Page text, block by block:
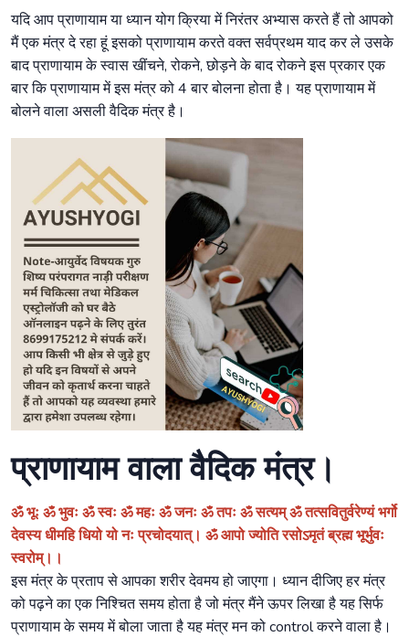
यदि आप प्राणायाम या ध्यान योग क्रिया में निरंतर अभ्यास करते हैं तो आपको
मैं एक मंत्र दे रहा हूं इसको प्राणायाम करते वक्त सर्वप्रथम याद कर ले उसके
बाद प्राणायाम के स्वास खींचने, रोकने, छोड़ने के बाद रोकने इस प्रकार एक
बार कि प्राणायाम में इस मंत्र को 4 बार बोलना होता है। यह प्राणायाम में
बोलने वाला असली वैदिक मंत्र है।
प्राणायाम वाला वैदिक मंत्र।
ॐ भूः ॐ भुवः ॐ स्वः ॐ महः ॐ जनः ॐ तपः ॐ सत्यम् ॐ तत्सवितुर्वरेण्यं भर्गो
देवस्य धीमहि धियो यो नः प्रचोदयात्। ॐ आपो ज्योति रसोऽमृतं ब्रह्म भूर्भुवः
स्वरोम्।।
इस मंत्र के प्रताप से आपका शरीर देवमय हो जाएगा। ध्यान दीजिए हर मंत्र
को पढ़ने का एक निश्चित समय होता है जो मंत्र मैंने ऊपर लिखा है यह सिर्फ
प्राणायाम के समय में बोला जाता है यह मंत्र मन को control करने वाला है।